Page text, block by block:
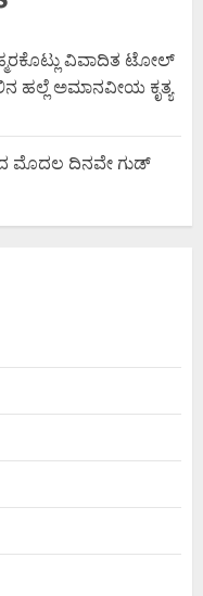
ವಿವಾದಿತ ಟೋಲ್
ಹಲ್ಲೆ ಅಮಾನವೀಯ ಕೃತ್ಯ
ಮೊದಲ ದಿನವೇ ಗುಡ್